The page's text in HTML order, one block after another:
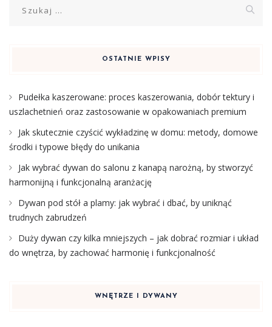
OSTATNIE WPISY
Pudełka kaszerowane: proces kaszerowania, dobór tektury i
uszlachetnień oraz zastosowanie w opakowaniach premium
Jak skutecznie czyścić wykładzinę w domu: metody, domowe
środki i typowe błędy do unikania
Jak wybrać dywan do salonu z kanapą narożną, by stworzyć
harmonijną i funkcjonalną aranżację
Dywan pod stół a plamy: jak wybrać i dbać, by uniknąć
trudnych zabrudzeń
Duży dywan czy kilka mniejszych – jak dobrać rozmiar i układ
do wnętrza, by zachować harmonię i funkcjonalność
WNĘTRZE I DYWANY